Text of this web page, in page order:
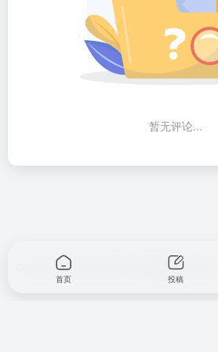
暂无评论...
Copyright © 2026 OneNav强力驱动
首页 投稿